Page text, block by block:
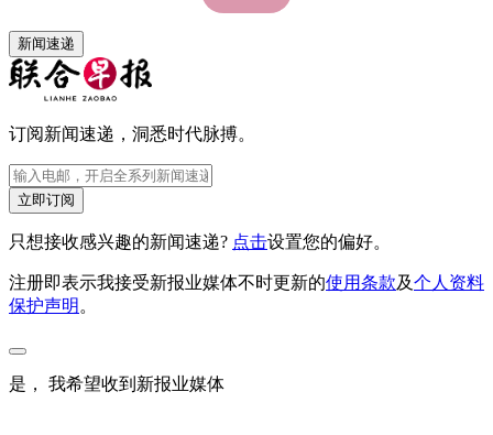
新闻速递
订阅新闻速递，洞悉时代脉搏。
立即订阅
只想接收感兴趣的新闻速递? 点击设置您的偏好。
注册即表示我接受新报业媒体不时更新的使用条款及个人资料
保护声明 。
是， 我希望收到新报业媒体